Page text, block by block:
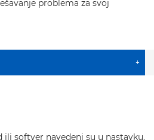
problema za svoj
+
ili softver navedeni su u nastavku.